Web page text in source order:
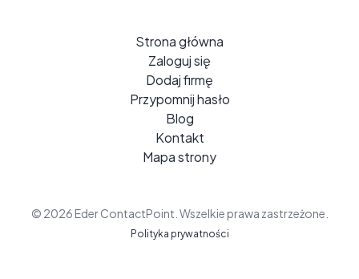
Strona główna
Zaloguj się
Dodaj firmę
Przypomnij hasło
Blog
Kontakt
Mapa strony
© 2026 Eder ContactPoint. Wszelkie prawa zastrzeżone.
Polityka prywatności